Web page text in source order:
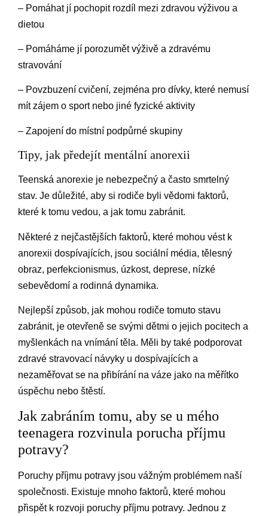
– Pomáhat jí pochopit rozdíl mezi zdravou výživou a
dietou
– Pomáháme jí porozumět výživě a zdravému
stravování
– Povzbuzení cvičení, zejména pro dívky, které nemusí
mít zájem o sport nebo jiné fyzické aktivity
– Zapojení do místní podpůrné skupiny
Tipy, jak předejít mentální anorexii
Teenská anorexie je nebezpečný a často smrtelný
stav. Je důležité, aby si rodiče byli vědomi faktorů,
které k tomu vedou, a jak tomu zabránit.
Některé z nejčastějších faktorů, které mohou vést k
anorexii dospívajících, jsou sociální média, tělesný
obraz, perfekcionismus, úzkost, deprese, nízké
sebevědomí a rodinná dynamika.
Nejlepší způsob, jak mohou rodiče tomuto stavu
zabránit, je otevřeně se svými dětmi o jejich pocitech a
myšlenkách na vnímání těla. Měli by také podporovat
zdravé stravovací návyky u dospívajících a
nezaměřovat se na přibírání na váze jako na měřítko
úspěchu nebo štěstí.
Jak zabráním tomu, aby se u mého
teenagera rozvinula porucha příjmu
potravy?
Poruchy příjmu potravy jsou vážným problémem naší
společnosti. Existuje mnoho faktorů, které mohou
přispět k rozvoji poruchy příjmu potravy. Jednou z